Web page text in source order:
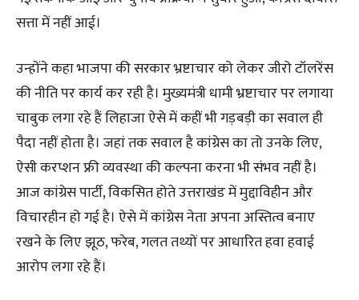
सत्ता में नहीं आई।
उन्होंने कहा भाजपा की सरकार भ्रष्टाचार को लेकर जीरो टॉलरेंस
की नीति पर कार्य कर रही है। मुख्यमंत्री धामी भ्रष्टाचार पर लगाया
चाबुक लगा रहे हैं लिहाजा ऐसे में कहीं भी गड़बड़ी का सवाल ही
पैदा नहीं होता है। जहां तक सवाल है कांग्रेस का तो उनके लिए,
ऐसी करप्शन फ्री व्यवस्था की कल्पना करना भी संभव नहीं है।
आज कांग्रेस पार्टी, विकसित होते उत्तराखंड में मुद्दाविहीन और
विचारहीन हो गई है। ऐसे में कांग्रेस नेता अपना अस्तित्व बनाए
रखने के लिए झूठ, फरेब, गलत तथ्यों पर आधारित हवा हवाई
आरोप लगा रहे हैं।